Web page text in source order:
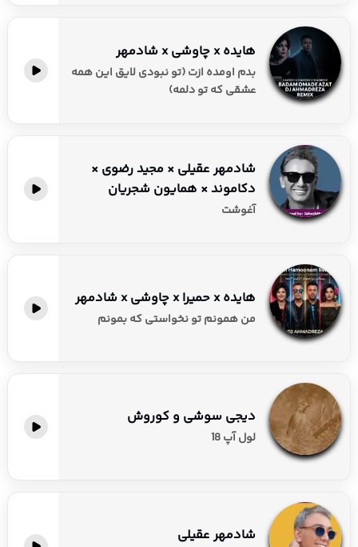
هایده x چاوشی x شادمهر
بدم اومده ازت (ﺗﻮ ﻧﺒﻮدی ﻟﺎﻳﻖ اﻳﻦ ﻫﻤﻪ
ﻋﺸﻘﻰ ﻛﻪ ﺗﻮ دﻟﻤﻪ)
شادمهر عقیلی × مجید رضوی ×
دکاموند × همایون شجریان
آغوشت
هایده x حمیرا x چاوشی x شادمهر
من همونم تو نخواستی که بمونم
دیجی سوشی و کوروش
لول آپ 18
شادمهر عقیلی